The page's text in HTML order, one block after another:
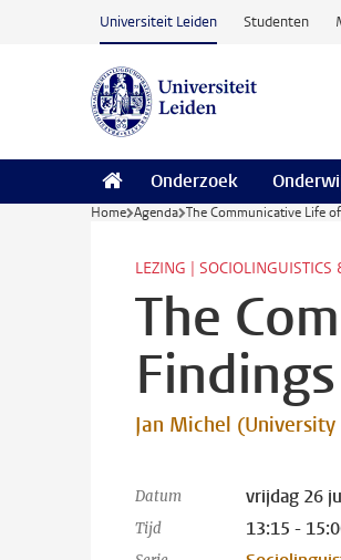
Ga naar hoofdinhoud
Universiteit Leiden Studenten
Onderzoek
Home Agenda The Communicative Life
LEZING | SOCIOLINGUISTICS
The
Jan Michel
Datum vrijdag 26
Tijd 13:15 -